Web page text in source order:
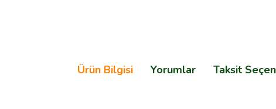
Ürün Bilgisi Yorumlar Taksit